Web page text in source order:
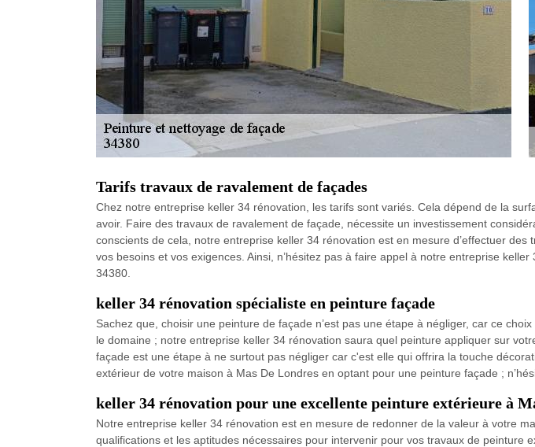
Tarifs travaux de ravalement de façades
Chez notre entreprise keller 34 rénovation, les tarifs sont variés. Cela dépend de la
avoir. Faire des travaux de ravalement de façade, nécessite un investissement
conscients de cela, notre entreprise keller 34 rénovation est en mesure d’effectuer
vos besoins et vos exigences. Ainsi, n’hésitez pas à faire appel à notre entreprise
34380.
keller 34 rénovation spécialiste en peinture façade
Sachez que, choisir une peinture de façade n’est pas une étape à négliger, car ce
le domaine ; notre entreprise keller 34 rénovation saura quel peinture appliquer sur
façade est une étape à ne surtout pas négliger car c'est elle qui offrira la touche
extérieur de votre maison à Mas De Londres en optant pour une peinture façade ;
keller 34 rénovation pour une excellente peinture extérieure à
Notre entreprise keller 34 rénovation est en mesure de redonner de la valeur à votre
qualifications et les aptitudes nécessaires pour intervenir pour vos travaux de